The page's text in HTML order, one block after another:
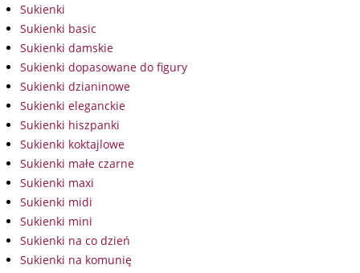
Sukienki
Sukienki basic
Sukienki damskie
Sukienki dopasowane do figury
Sukienki dzianinowe
Sukienki eleganckie
Sukienki hiszpanki
Sukienki koktajlowe
Sukienki małe czarne
Sukienki maxi
Sukienki midi
Sukienki mini
Sukienki na co dzień
Sukienki na komunię